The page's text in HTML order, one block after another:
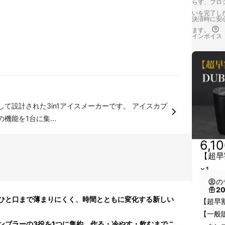
された3in1アイスメーカーです。 アイスカプ
機能を1台に集...
と口まで薄まりにくく、時間とともに変化する新しい
らず、プ
いを完了し
決済時に安
ます。
インボイス
【超
×1
の
【超
【一